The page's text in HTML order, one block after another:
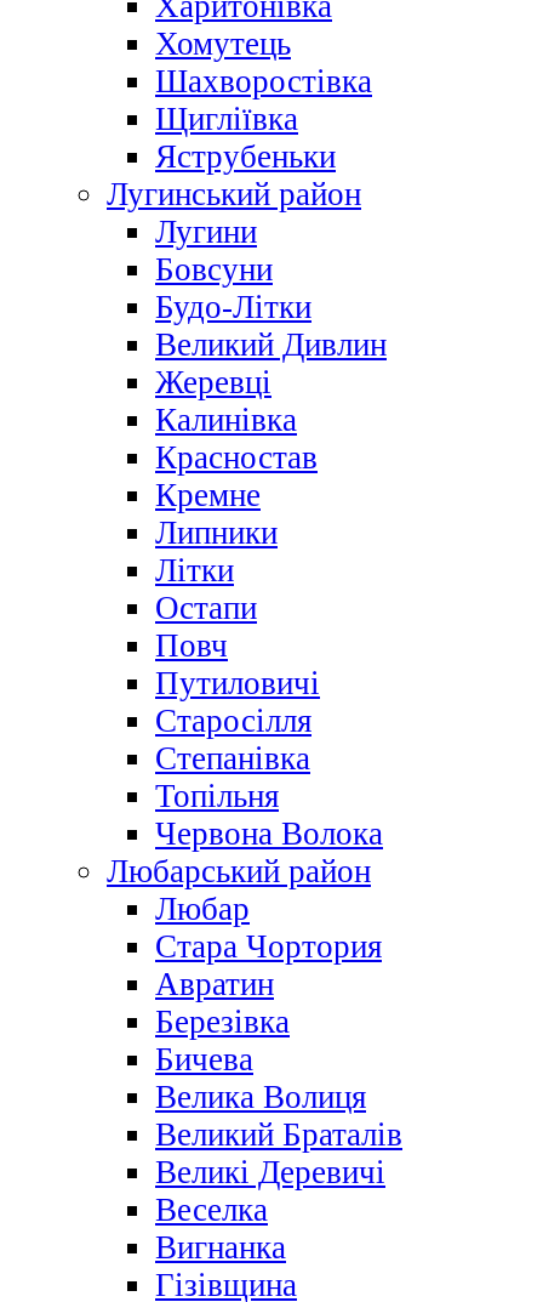
Хомутець
Шахворостівка
Щигліївка
Яструбеньки
Лугинський район
Лугини
Бовсуни
Будо-Літки
Великий Дивлин
Жеревці
Калинівка
Красностав
Кремне
Липники
Літки
Остапи
Повч
Путиловичі
Старосілля
Степанівка
Топільня
Червона Волока
Любарський район
Любар
Стара Чортория
Авратин
Березівка
Бичева
Велика Волиця
Великий Браталів
Великі Деревичі
Веселка
Вигнанка
Гізівщина